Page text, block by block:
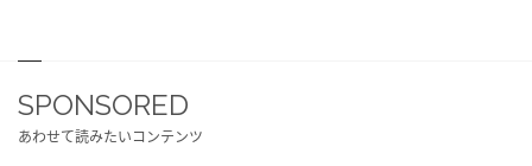
SPONSORED
あわせて読みたいコンテンツ